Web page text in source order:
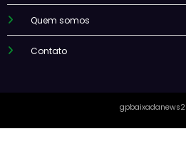
Quem somos
Contato